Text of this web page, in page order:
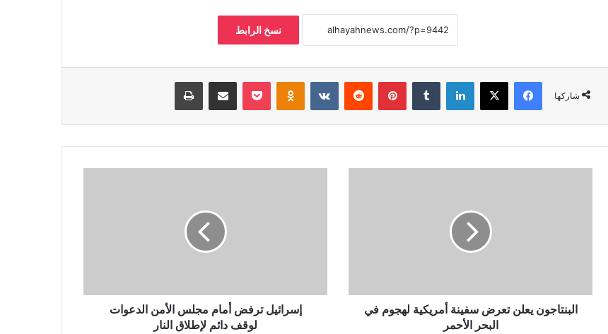
نسخ الرابط
شاركها
فيسبوك لينكدإن بينتيريست بوكيت
البنتاجون يعلن تعرض سفينة أمريكية لهجوم في
البحر الأحمر
إسرائيل ترفض أمام مجلس الأمن الدعوات
لوقف دائم لإطلاق النار